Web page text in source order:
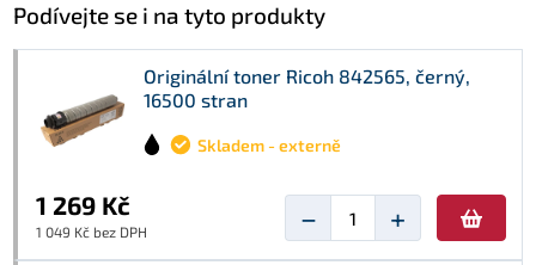
Podívejte se i na tyto produkty
Originální toner Ricoh 842565, černý,
16500 stran
Skladem - externě
1 269 Kč
1 049 Kč bez DPH − +